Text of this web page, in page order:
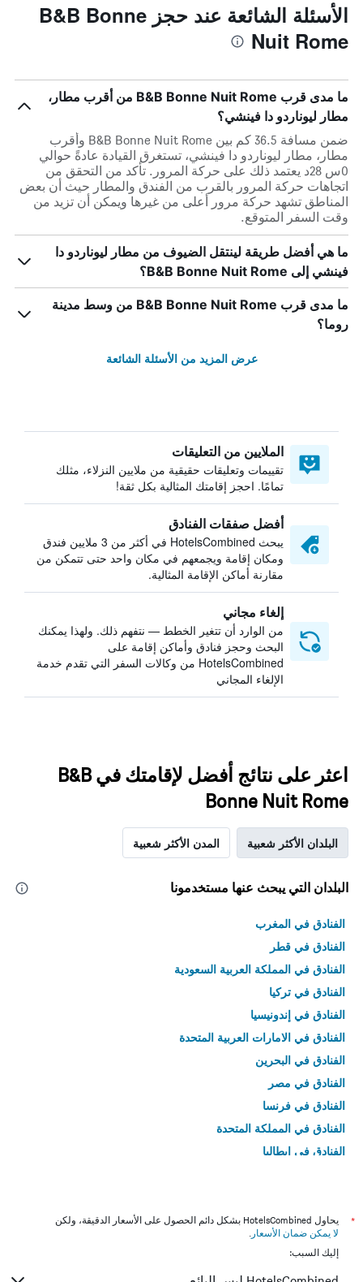
الأسئلة الشائعة عند حجز B&B Bonne
Nuit Rome
ما مدى قرب B&B Bonne Nuit Rome من أقرب مطار،
مطار ليوناردو دا فينشي؟
ضمن مسافة 36.5 كم بين B&B Bonne Nuit Rome وأقرب
مطار، مطار ليوناردو دا فينشي، تستغرق القيادة عادةً حوالي
0س 28د يعتمد ذلك على حركة المرور. تأكد من التحقق من
اتجاهات حركة المرور بالقرب من الفندق والمطار حيث أن بعض
المناطق تشهد حركة مرور أعلى من غيرها ويمكن أن تزيد من
وقت السفر المتوقع.
ما هي أفضل طريقة لينتقل الضيوف من مطار ليوناردو دا
فينشي إلى B&B Bonne Nuit Rome؟
ما مدى قرب B&B Bonne Nuit Rome من وسط مدينة
روما؟
عرض المزيد من الأسئلة الشائعة
الملايين من التعليقات
تقييمات وتعليقات حقيقية من ملايين النزلاء، مثلك
تمامًا. احجز إقامتك المثالية بكل ثقة!
أفضل صفقات الفنادق
يبحث HotelsCombined في أكثر من 3 ملايين فندق
ومكان إقامة ويجمعهم في مكان واحد حتى تتمكن من
مقارنة أماكن الإقامة المثالية.
إلغاء مجاني
من الوارد أن تتغير الخطط — نتفهم ذلك. ولهذا يمكنك
البحث وحجز فنادق وأماكن إقامة على
HotelsCombined من وكالات السفر التي تقدم خدمة
الإلغاء المجاني
اعثر على نتائج أفضل لإقامتك في B&B
Bonne Nuit Rome
البلدان الأكثر شعبية المدن الأكثر شعبية
البلدان التي يبحث عنها مستخدمونا
الفنادق في المغرب
الفنادق في قطر
الفنادق في المملكة العربية السعودية
الفنادق في تركيا
الفنادق في إندونيسيا
الفنادق في الامارات العربية المتحدة
الفنادق في البحرين
الفنادق في مصر
الفنادق في فرنسا
الفنادق في المملكة المتحدة
الفنادق في إيطاليا
*
يحاول HotelsCombined بشكل دائم الحصول على الأسعار الدقيقة، ولكن
لا يمكن ضمان الأسعار .
إليك السبب: